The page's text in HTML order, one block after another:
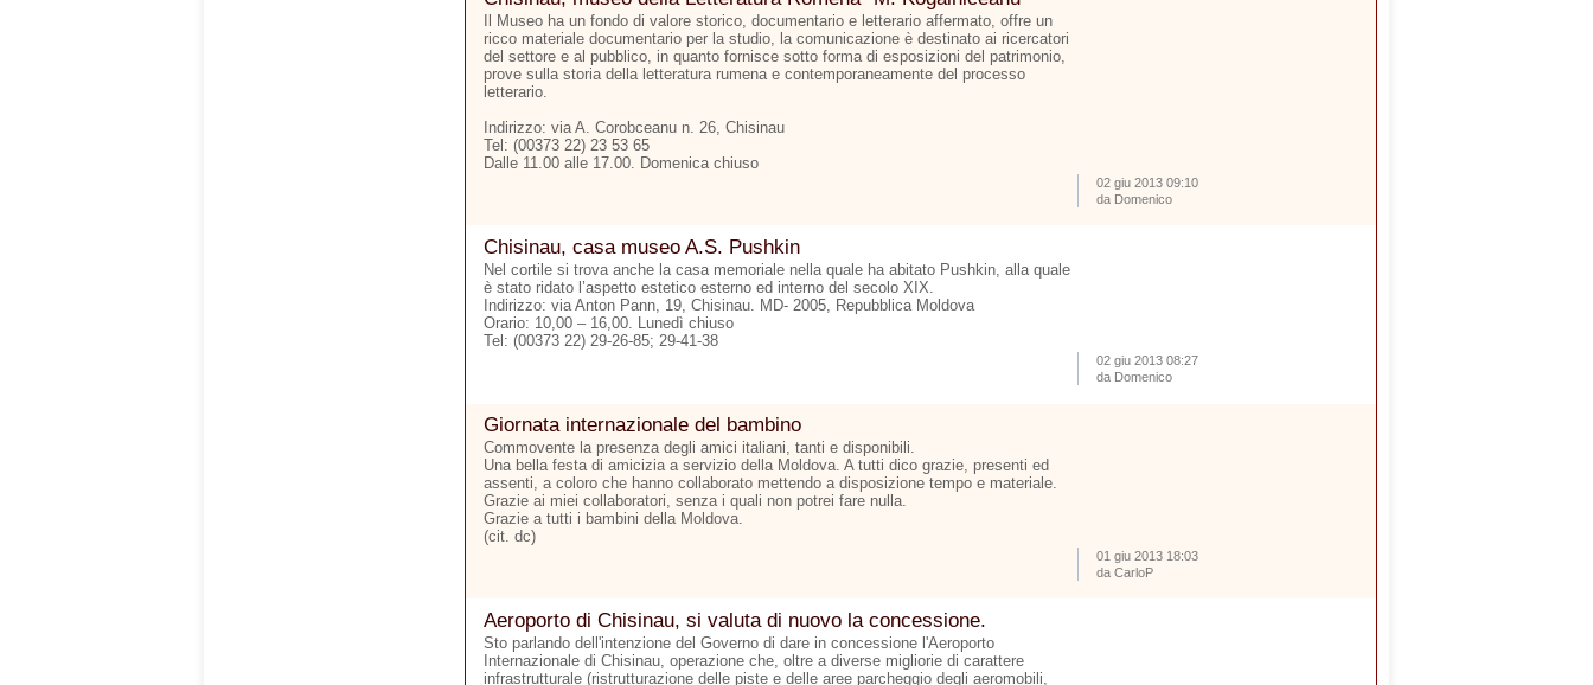
Il Museo ha un fondo di valore storico, documentario e letterario affermato, offre un
ricco materiale documentario per la studio, la comunicazione è destinato ai ricercatori
del settore e al pubblico, in quanto fornisce sotto forma di esposizioni del patrimonio,
prove sulla storia della letteratura rumena e contemporaneamente del processo
letterario.
Indirizzo: via A. Corobceanu n. 26, Chisinau
Tel: (00373 22) 23 53 65
Dalle 11.00 alle 17.00. Domenica chiuso
02 giu 2013 09:10
da Domenico
Chisinau, casa museo A.S. Pushkin
Nel cortile si trova anche la casa memoriale nella quale ha abitato Pushkin, alla quale
è stato ridato l’aspetto estetico esterno ed interno del secolo XIX.
Indirizzo: via Anton Pann, 19, Chisinau. MD- 2005, Repubblica Moldova
Orario: 10,00 – 16,00. Lunedì chiuso
Tel: (00373 22) 29-26-85; 29-41-38
02 giu 2013 08:27
da Domenico
Giornata internazionale del bambino
Commovente la presenza degli amici italiani, tanti e disponibili.
Una bella festa di amicizia a servizio della Moldova. A tutti dico grazie, presenti ed
assenti, a coloro che hanno collaborato mettendo a disposizione tempo e materiale.
Grazie ai miei collaboratori, senza i quali non potrei fare nulla.
Grazie a tutti i bambini della Moldova.
(cit. dc)
01 giu 2013 18:03
da CarloP
Aeroporto di Chisinau, si valuta di nuovo la concessione.
Sto parlando dell'intenzione del Governo di dare in concessione l'Aeroporto
Internazionale di Chisinau, operazione che, oltre a diverse migliorie di carattere
infrastrutturale (ristrutturazione delle piste e delle aree parcheggio degli aeromobili,